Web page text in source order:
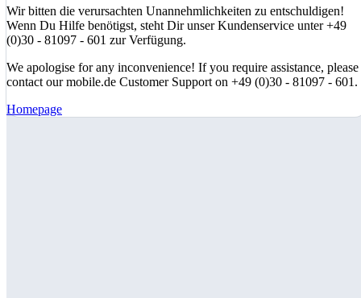
Wir bitten die verursachten Unannehmlichkeiten zu entschuldigen!
Wenn Du Hilfe benötigst, steht Dir unser Kundenservice unter +49
(0)30 - 81097 - 601 zur Verfügung.
We apologise for any inconvenience! If you require assistance, please
contact our mobile.de Customer Support on +49 (0)30 - 81097 - 601.
Homepage